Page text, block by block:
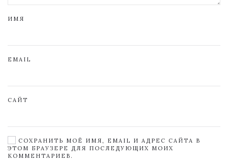
ИМЯ
EMAIL
САЙТ
СОХРАНИТЬ МОЁ ИМЯ, EMAIL И АДРЕС САЙТА В
ЭТОМ БРАУЗЕРЕ ДЛЯ ПОСЛЕДУЮЩИХ МОИХ
КОММЕНТАРИЕВ.